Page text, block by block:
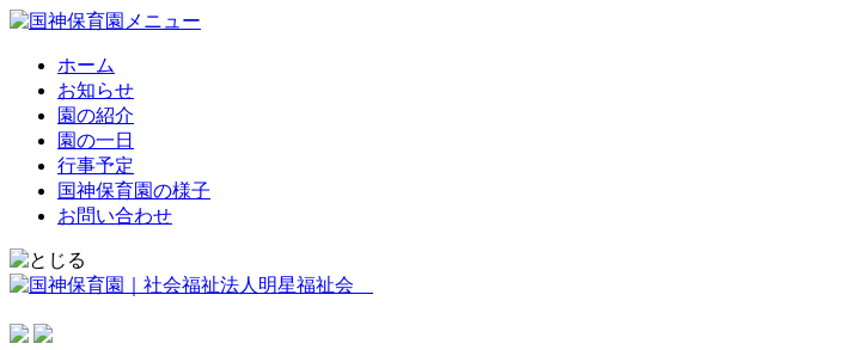
ホーム
お知らせ
園の紹介
園の一日
行事予定
国神保育園の様子
お問い合わせ